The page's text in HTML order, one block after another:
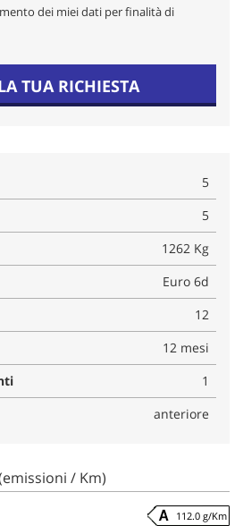
dei miei dati per finalità di
TUA RICHIESTA
5
5
1262 Kg
Euro 6d
12
12 mesi
1
anteriore
/ Km)
112.0 g/Km